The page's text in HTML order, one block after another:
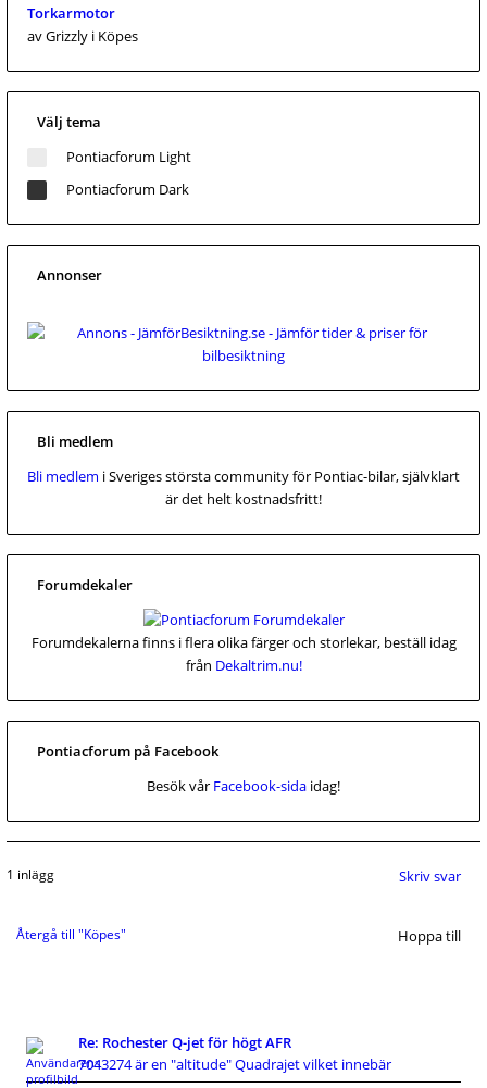
Torkarmotor
av Grizzly i Köpes
Välj tema
Pontiacforum Light
Pontiacforum Dark
Annonser
Bli medlem
Bli medlem i Sveriges största community för Pontiac-bilar, självklart
är det helt kostnadsfritt!
Forumdekaler
Forumdekalerna finns i flera olika färger och storlekar, beställ idag
från Dekaltrim.nu!
Pontiacforum på Facebook
Besök vår Facebook-sida idag!
1 inlägg Skriv svar
Återgå till "Köpes" Hoppa till
Re: Rochester Q-jet för högt AFR
7043274 är en "altitude" Quadrajet vilket innebär